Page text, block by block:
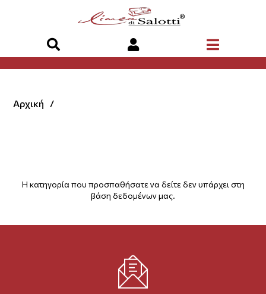
Αρχική
Η κατηγορία που προσπαθήσατε να δείτε δεν υπάρχει στη
βάση δεδομένων μας.